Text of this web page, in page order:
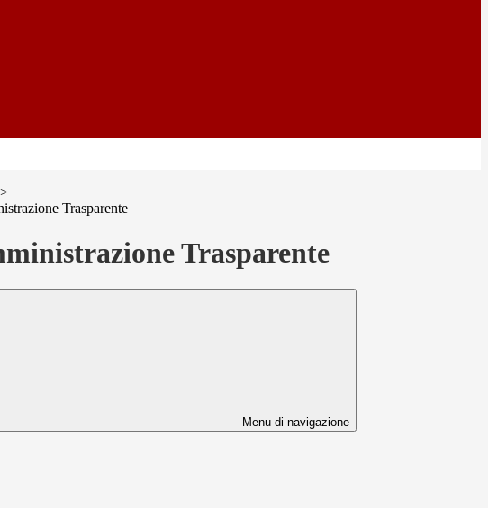
>
Trasparente
Trasparente
Menu di navigazione